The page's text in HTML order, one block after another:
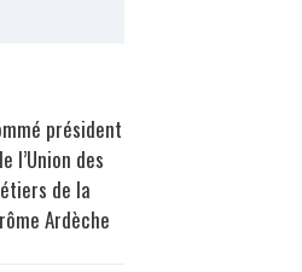
président
l’Union des
de la
Ardèche